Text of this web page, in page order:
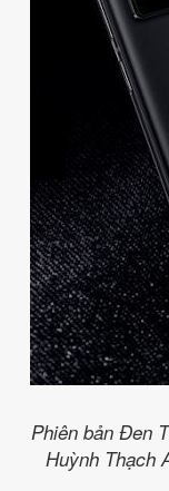
Phiên bản Đen
Huỳnh Thạch